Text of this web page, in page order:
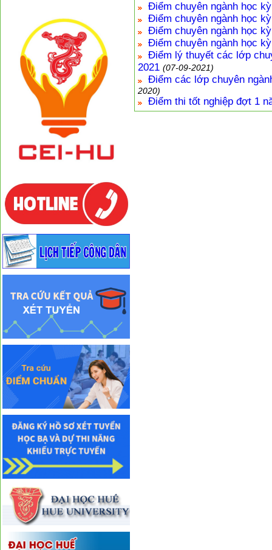
Điểm chuyên ngành học
Điểm chuyên ngành học
Điểm chuyên ngành học
Điểm chuyên ngành học
Điểm lý thuyết các lớp
2021 (07-09-2021)
Điểm các lớp chuyên
2020)
Điểm thi tốt nghiệp đợt 1